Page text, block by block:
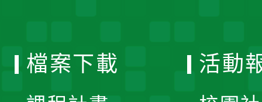
檔案下載 活動